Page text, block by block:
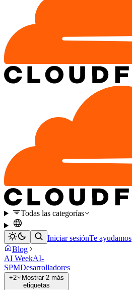
Todas las categorías
Iniciar sesiónTe ayudamos
Blog
AI WeekAI-
SPMDesarrolladores
+2
Mostrar 2 más
etiquetas